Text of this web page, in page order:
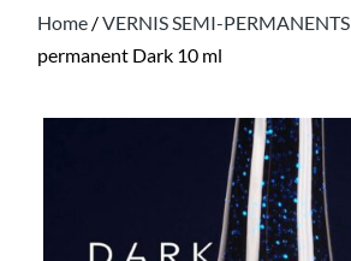
Home /VERNIS SEMI-PERMANENTS
permanent Dark 10 ml